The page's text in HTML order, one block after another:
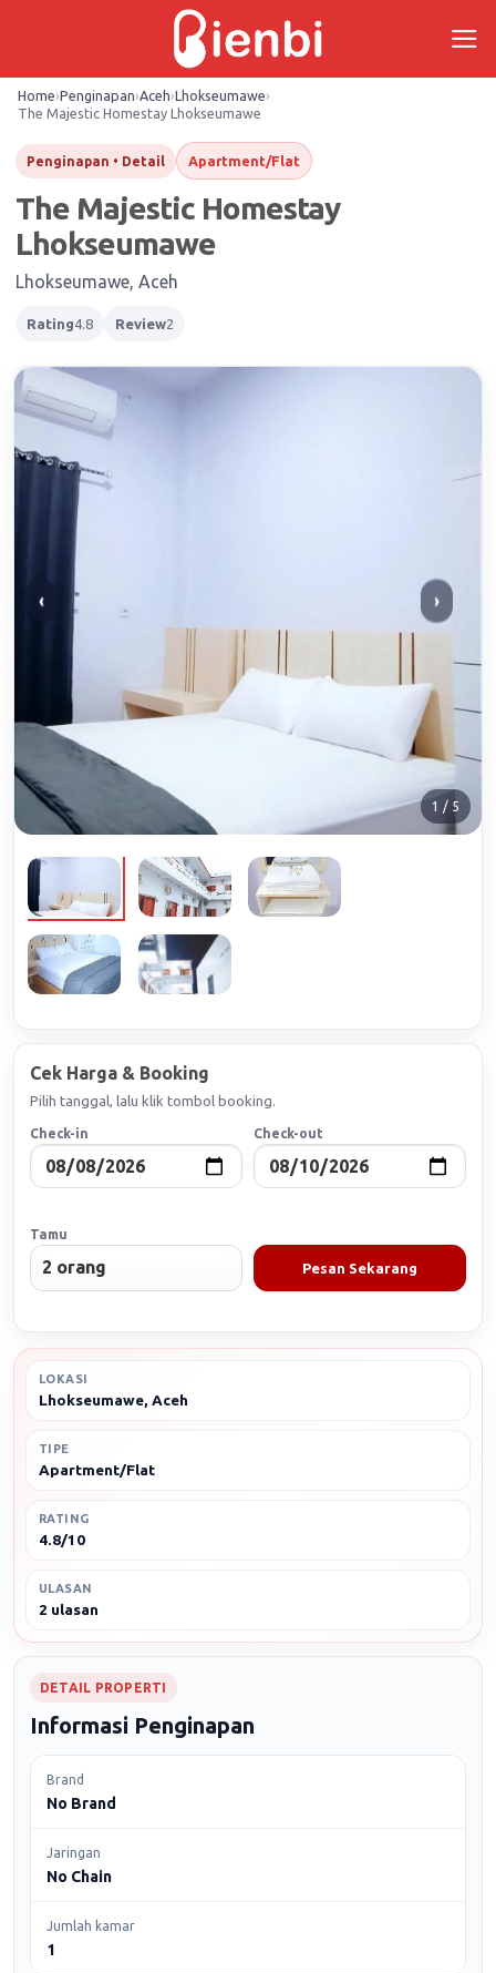
Home›Penginapan›Aceh›Lhokseumawe›
The Majestic Homestay Lhokseumawe
Penginapan • Detail Apartment/Flat
The Majestic Homestay
Lhokseumawe
Lhokseumawe, Aceh
Rating4.8 Review2
‹ ›
1 / 5
Cek Harga & Booking
Pilih tanggal, lalu klik tombol booking.
Check-in Check-out
Tamu
Pesan Sekarang
LOKASI
Lhokseumawe, Aceh
TIPE
Apartment/Flat
RATING
4.8/10
ULASAN
2 ulasan
DETAIL PROPERTI
Informasi Penginapan
Brand
No Brand
Jaringan
No Chain
Jumlah kamar
1